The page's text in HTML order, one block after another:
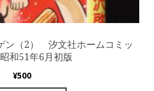
ン（2） 汐文社ホームコミッ
和51年6月初版
¥500